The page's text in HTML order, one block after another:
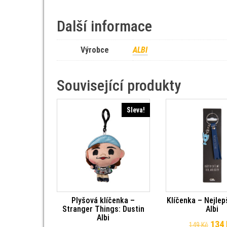
Další informace
Výrobce ALBI
Související produkty
Sleva!
Plyšová klíčenka –
Stranger Things: Dustin
Albi
Klíčenka –
Albi
149Kč 134